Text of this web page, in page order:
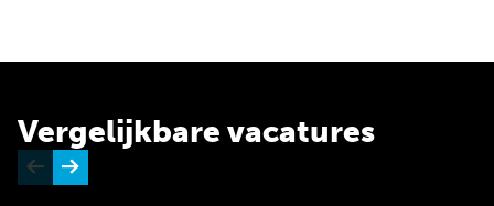
Vergelijkbare vacatures